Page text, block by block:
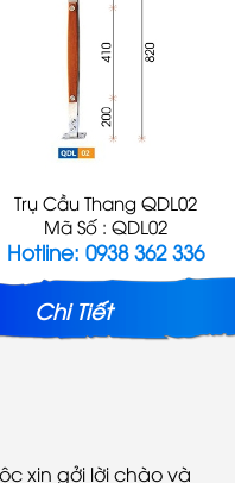
Trụ Cầu Thang QDL02
Mã Số : QDL02
Hotline: 0938 362 336
Chi Tiết
xin gởi lời chào và